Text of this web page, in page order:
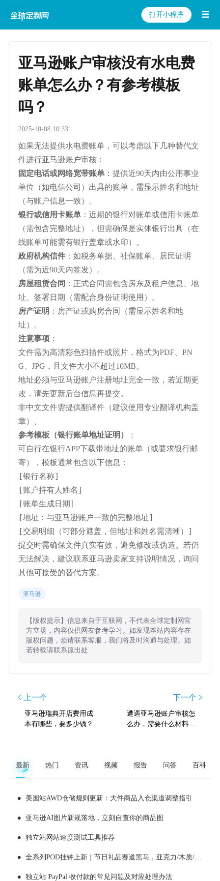
打开小程序 ☰
亚马逊账户审核没有水电费
账单怎么办？有参考模板
吗？
2025-10-08 10:33
如果无法提供水电费账单，可以考虑以下几种替代文
件进行亚马逊账户审核：
固定电话或网络宽带账单 ：提供近90天内由公用事业
单位（如电信公司）出具的账单，需显示姓名和地址
（与账户信息一致）。
银行或信用卡账单 ：近期的银行对账单或信用卡账单
（需包含完整地址），但需确保是实体银行出具（在
线账单可能需有银行盖章或水印）。
政府机构信件 ：如税务单据、社保账单、居民证明
（需为近90天内签发）。
房屋租赁合同 ：正式合同需包含房东及租户信息、地
址、签署日期（需配合身份证明使用）。
房产证明 ：房产证或购房合同（需显示姓名和地
址）。
注意事项 ：
文件需为高清彩色扫描件或照片，格式为PDF、PN
G、JPG，且文件大小不超过10MB。
地址必须与亚马逊账户注册地址完全一致，若近期更
改，请先更新后台信息再提交。
非中文文件需提供翻译件（建议使用专业翻译机构盖
章）。
参考模板（银行账单地址证明）
：
可自行在银行APP下载带地址的账单（或要求银行邮
寄），模板通常包含以下信息：
[银行名称]
[账户持有人姓名]
[账单生成日期]
[地址：与亚马逊账户一致的完整地址]
[交易明细（可部分遮盖，但地址和姓名需清晰）]
提交时需确保文件真实有效，避免修改或伪造。若仍
无法解决，建议联系亚马逊卖家支持说明情况，询问
其他可接受的替代方案。
亚马逊
【版权提示】信息来自于互联网，不代表全球定制网官
方立场，内容仅供网友参考学习。如发现本站内容存在
版权问题，烦请联系客服，我们将及时沟通与处理。如
若转载请联系原出处
上一个
亚马逊瑞典开店费用成
本有哪些，要多少钱？
下一个
遭遇亚马逊账户审核怎
么办，需要什么材料，
最新 热门 资讯 视频 报告 问答 百科
美国站AWD仓储规则更新：大件商品入仓渠道调整指引
亚马逊AI图片新规落地，立刻自查你的商品图
独立站网站速度测试工具推荐
全系列POD挂钟上新｜节日礼品赛道黑马，亚克力/木质/铁艺/ 玻璃挂钟选品全解析！
独立站 PayPal 收付款的常见问题及对应处理办法